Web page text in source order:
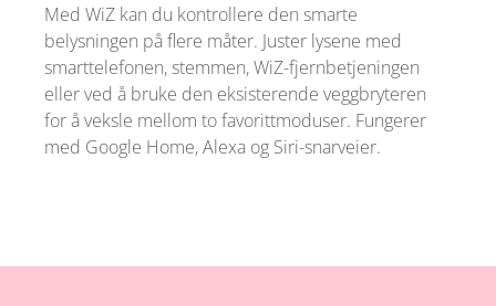
Med WiZ kan du kontrollere den smarte
belysningen på flere måter. Juster lysene med
smarttelefonen, stemmen, WiZ-fjernbetjeningen
eller ved å bruke den eksisterende veggbryteren
for å veksle mellom to favorittmoduser. Fungerer
med Google Home, Alexa og Siri-snarveier.